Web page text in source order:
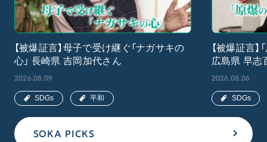
SOKA PICKS
【被爆証言】母子で受け継ぐ「ナガサキの
心」 長崎県 吉岡加代さん
2026.08.09
SDGs 平和
【被爆証言
広島県 早志
2026.08.06
SDGs